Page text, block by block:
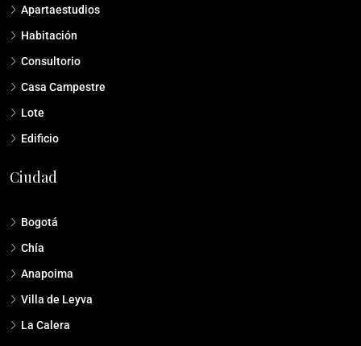
Apartaestudios
Habitación
Consultorio
Casa Campestre
Lote
Edificio
Ciudad
Bogotá
Chía
Anapoima
Villa de Leyva
La Calera